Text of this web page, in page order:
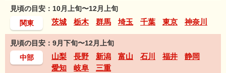
見頃の目安：10月上旬〜12月上旬
関東
茨城 栃木 群馬 埼玉 千葉 東京 神奈川
見頃の目安：9月下旬〜12月上旬
中部
山梨 長野 新潟 富山 石川 福井
静岡
愛知
岐阜 三重